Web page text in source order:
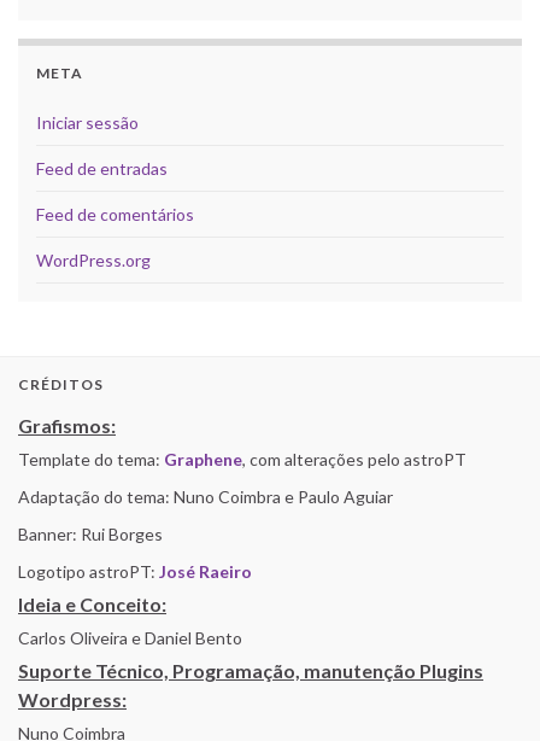
META
Iniciar sessão
Feed de entradas
Feed de comentários
WordPress.org
CRÉDITOS
Grafismos:
Template do tema: Graphene, com alterações pelo astroPT
Adaptação do tema: Nuno Coimbra e Paulo Aguiar
Banner: Rui Borges
Logotipo astroPT: José Raeiro
Ideia e Conceito:
Carlos Oliveira e Daniel Bento
Suporte Técnico, Programação, manutenção Plugins
Wordpress:
Nuno Coimbra